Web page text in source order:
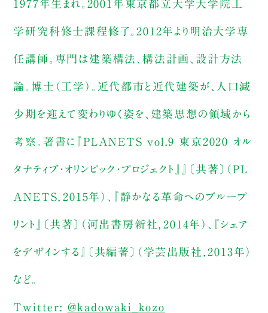
1977年生まれ。2001年東京都立大学大学院工
学研究科修士課程修了。2012年より明治大学専
任講師。専門は建築構法、構法計画、設計方法
論。博士（工学）。近代都市と近代建築が、人口減
少期を迎えて変わりゆく姿を、建築思想の領域から
考察。著書に『PLANETS vol.9 東京2020 オル
タナティブ・オリンピック・プロジェクト』』〔共著〕（PL
ANETS，2015年）、『静かなる革命へのブループ
リント』〔共著〕（河出書房新社，2014年）、『シェア
をデザインする』〔共編著〕（学芸出版社，2013年）
など。
Twitter: @kadowaki_kozo